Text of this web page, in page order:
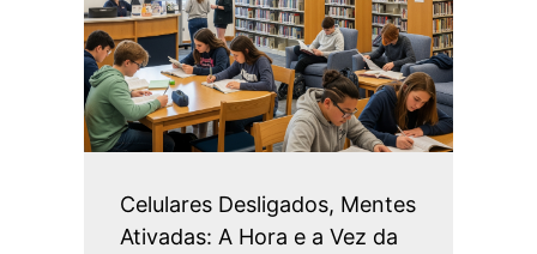
Celulares Desligados, Mentes
Ativadas: A Hora e a Vez da